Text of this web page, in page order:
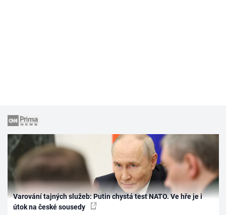
Varování tajných služeb: Putin chystá test NATO. Ve hře je i
útok na české sousedy